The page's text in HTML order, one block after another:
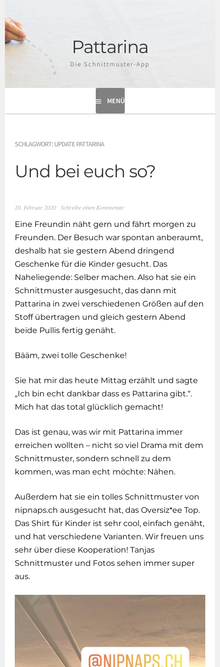
zum
Inhalt
Pattarina
Die Schnittmuster-App
MENÜ
SCHLAGWORT:UPDATE PATTARINA
Und bei euch so?
20. Februar 2020 Schreibe einen Kommentar
Eine Freundin näht gern und fährt morgen zu
Freunden. Der Besuch war spontan anberaumt,
deshalb hat sie gestern Abend dringend
Geschenke für die Kinder gesucht. Das
Naheliegende: Selber machen. Also hat sie ein
Schnittmuster ausgesucht, das dann mit
Pattarina in zwei verschiedenen Größen auf den
Stoff übertragen und gleich gestern Abend
beide Pullis fertig genäht.
Bääm, zwei tolle Geschenke!
Sie hat mir das heute Mittag erzählt und sagte
„Ich bin echt dankbar dass es Pattarina gibt.“.
Mich hat das total glücklich gemacht!
Das ist genau, was wir mit Pattarina immer
erreichen wollten – nicht so viel Drama mit dem
Schnittmuster, sondern schnell zu dem
kommen, was man echt möchte: Nähen.
Außerdem hat sie ein tolles Schnittmuster von
nipnaps.ch ausgesucht hat, das Oversiz*ee Top.
Das Shirt für Kinder ist sehr cool, einfach genäht,
und hat verschiedene Varianten. Wir freuen uns
sehr über diese Kooperation! Tanjas
Schnittmuster und Fotos sehen immer super
aus.